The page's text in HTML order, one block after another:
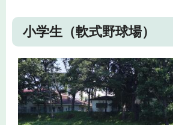
小学生（軟式野球場）